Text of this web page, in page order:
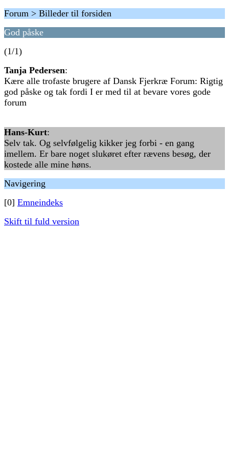
Forum > Billeder til forsiden
God påske
(1/1)
Tanja Pedersen:
Kære alle trofaste brugere af Dansk Fjerkræ Forum: Rigtig
god påske og tak fordi I er med til at bevare vores gode
forum
Hans-Kurt:
Selv tak. Og selvfølgelig kikker jeg forbi - en gang
imellem. Er bare noget slukøret efter rævens besøg, der
kostede alle mine høns.
Navigering
[0] Emneindeks
Skift til fuld version